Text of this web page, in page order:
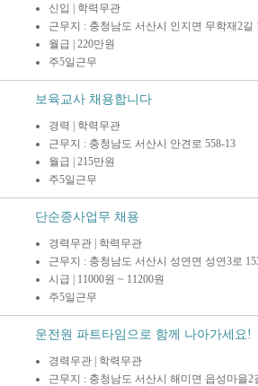
신입 | 학력무관
근무지 : 충청남도 서산시 인지면 무학재2길
월급 | 220만원
주5일근무
보육교사 채용합니다
경력 | 학력무관
근무지 : 충청남도 서산시 안견로 558-13
월급 | 215만원
주5일근무
단순종사업무 채용
경력무관 | 학력무관
근무지 : 충청남도 서산시 성연면 성연3로
시급 | 11000원 ~ 11200원
주5일근무
운전원 파트타임으로 함께 나아가세요!
경력무관 | 학력무관
근무지 : 충청남도 서산시 해미면 읍성마을2